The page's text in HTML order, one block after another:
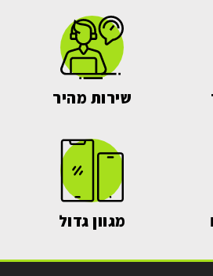
שירות מהיר
מגוון גדול